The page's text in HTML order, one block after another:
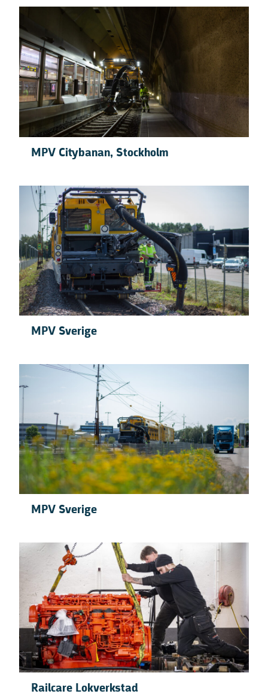
MPV Citybanan, Stockholm
MPV Sverige
MPV Sverige
Railcare Lokverkstad